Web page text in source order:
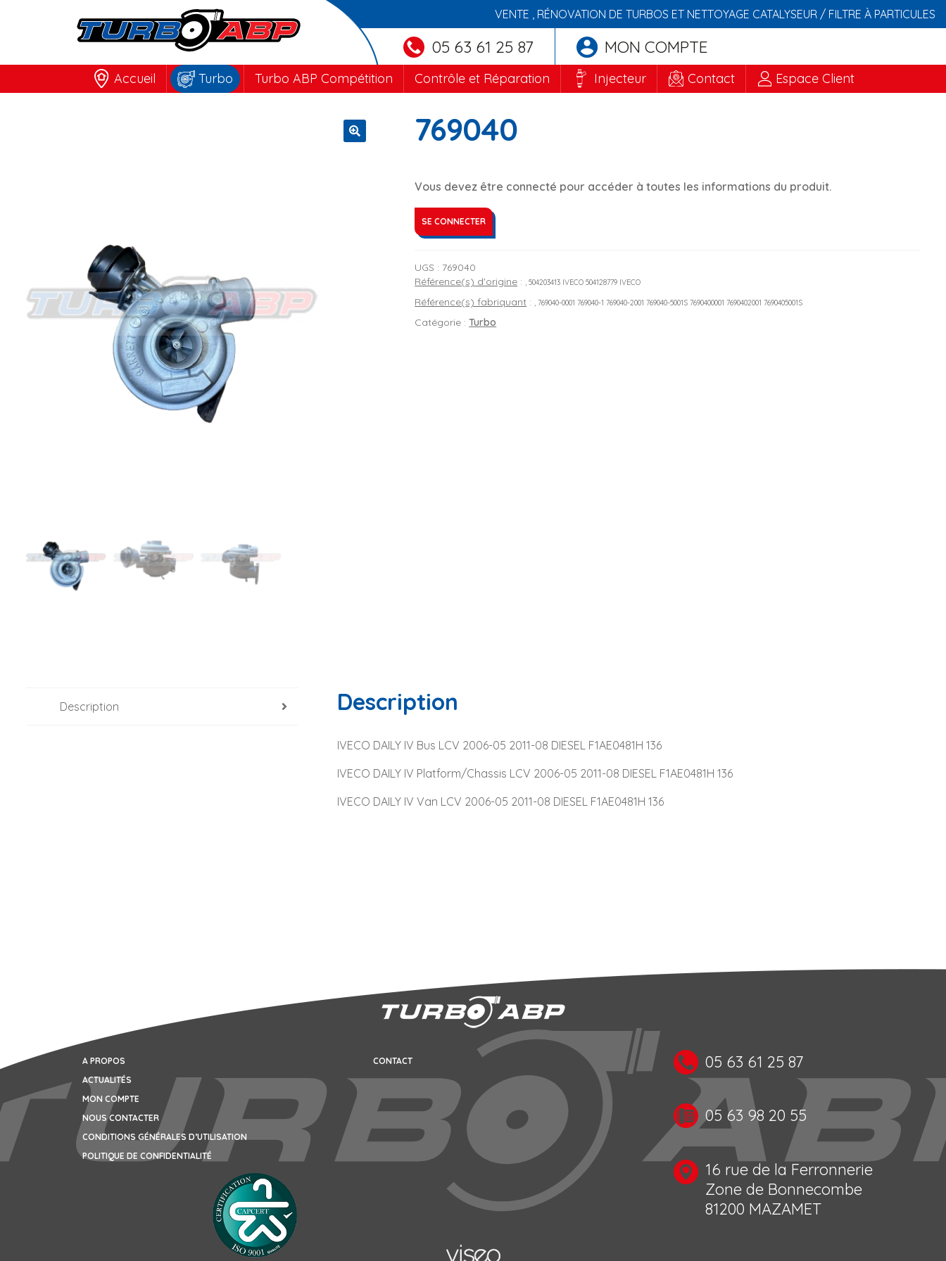
VENTE , RÉNOVATION DE TURBOS ET NETTOYAGE CATALYSEUR / FILTRE À PARTICULES
05 63 61 25 87 MON COMPTE
Accueil Turbo Turbo ABP Compétition Contrôle et Réparation Injecteur Contact Espace Client
769040
Vous devez être connecté pour accéder à toutes les informations du produit.
SE CONNECTER
UGS : 769040
Référence(s) d'origine : , 504203413 IVECO 504128779 IVECO
Référence(s) fabriquant : , 769040-0001 769040-1 769040-2001 769040-5001S 7690400001 7690402001 7690405001S
Catégorie :Turbo
Description Description
IVECO DAILY IV Bus LCV 2006-05 2011-08 DIESEL F1AE0481H 136
IVECO DAILY IV Platform/Chassis LCV 2006-05 2011-08 DIESEL F1AE0481H 136
IVECO DAILY IV Van LCV 2006-05 2011-08 DIESEL F1AE0481H 136
A PROPOS
ACTUALITÉS
MON COMPTE
NOUS CONTACTER
CONDITIONS GÉNÉRALES D’UTILISATION
POLITIQUE DE CONFIDENTIALITÉ
CONTACT 05 63 61 25 87
05 63 98 20 55
16 rue de la Ferronnerie
Zone de Bonnecombe
81200 MAZAMET